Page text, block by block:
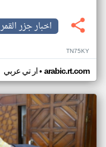
اخبار جزر القمر
TN75KY
ار تي عربي• arabic.rt.com